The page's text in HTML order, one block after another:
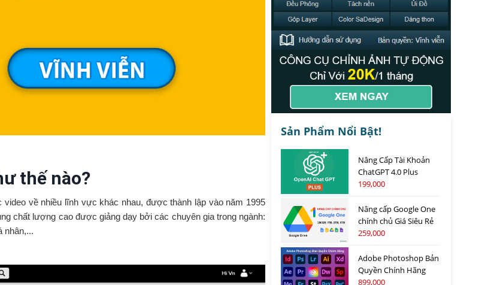
thế nào?
về nhiều lĩnh vực khác nhau, được thành lập vào năm 1995
chất lượng cao được giảng dạy bởi các chuyên gia trong ngành:
nhân,...
Sản Phẩm Nổi Bật!
Nâng Cấp Tài Khoản
ChatGPT 4.0 Plus
199,000
Nâng cấp Google One
chính chủ Giá Siêu Rẻ
259,000
Adobe Photoshop Bản
Quyền Chính Hãng
899,000